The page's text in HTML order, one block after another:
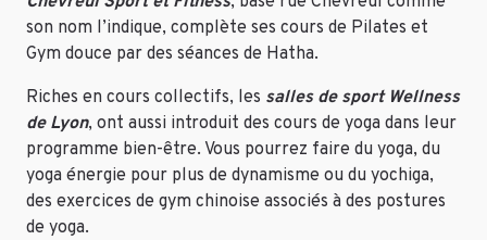
son nom l’indique, complète ses cours de Pilates et
Gym douce par des séances de Hatha.
Riches en cours collectifs, les salles de sport Wellness
de Lyon, ont aussi introduit des cours de yoga dans leur
programme bien-être. Vous pourrez faire du yoga, du
yoga énergie pour plus de dynamisme ou du yochiga,
des exercices de gym chinoise associés à des postures
de yoga.